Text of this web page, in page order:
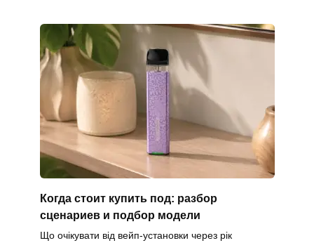
Когда стоит купить под: разбор
сценариев и подбор модели
Що очікувати від вейп-установки через рік